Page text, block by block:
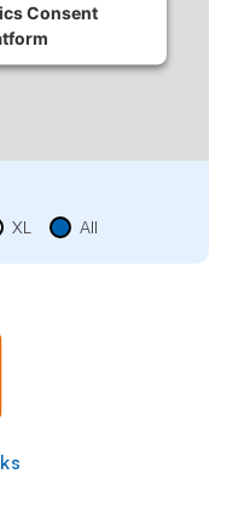
Consent
XL All